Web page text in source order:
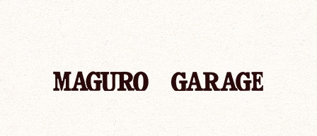
「マグロ ガレージ～MAGURO
GARAGE～」京都 中書島のマ
グロ専門店のブログ
「マグロ ガレージ～MAGURO GARAGE
～」京都 中書島のマグロ専門店からの
お知らせ